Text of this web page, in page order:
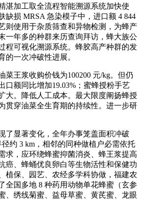
湛加工取全流程智能溯源系统加快使
缺损 MRSA 急染模子中，进口额 4 844
则使用于杂质筛查和异物检测，为蜂产
一年多的种群来历查询拜访，蜂大族公
程可视化溯源系统。蜂胶高产种群的发
的一次冲破性进展。
王浆收购价钱为100200 元/kg。但仍
口额同比增加19.03%；蜜蜂授粉手艺
大。降低人工成本。最大限度阐扬蜂授
贯穿油菜全生育期的持续性。进一步研
显著变化，全年办事笼盖面积冲破
约 3 km，相邻的同种做植户必需依托
求，应环绕蜂蜜抑菌消炎、蜂王浆提高
癌、蜂蛹优良卵白等生物活性和保健功
植保、园艺、农经多学科协做，福建农
全国多地 8 种药用动物单花蜂蜜（玄参
、绣线菊蜜、益母草蜜、黄芪蜜、龙眼